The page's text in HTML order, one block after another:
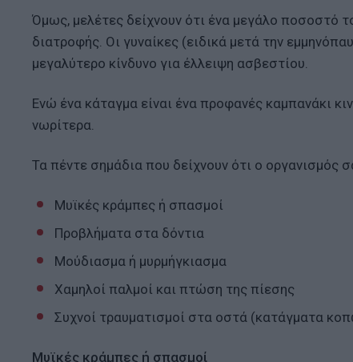
Όμως, μελέτες δείχνουν ότι ένα μεγάλο ποσοστό
διατροφής. Οι γυναίκες (ειδικά μετά την
μεγαλύτερο κίνδυνο για έλλειψη ασβεστίου.
Ενώ ένα κάταγμα είναι ένα προφανές καμπανάκι
νωρίτερα.
Τα πέντε σημάδια που δείχνουν ότι ο οργανισμός
Μυϊκές κράμπες ή σπασμοί
Προβλήματα στα δόντια
Μούδιασμα ή μυρμήγκιασμα
Χαμηλοί παλμοί και πτώση της πίεσης
Συχνοί τραυματισμοί στα οστά (κατάγματα
Μυϊκές κράμπες ή σπασμοί